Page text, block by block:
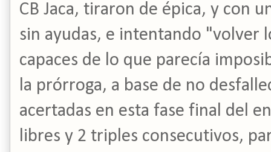
CB Jaca, tiraron de épica, y con
sin ayudas, e intentando "volver
capaces de lo que parecía
la prórroga, a base de no
acertadas en esta fase final del
libres y 2 triples consecutivos,